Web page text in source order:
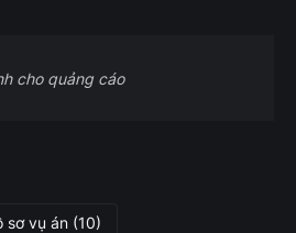
cho quảng cáo
sơ vụ án (10)